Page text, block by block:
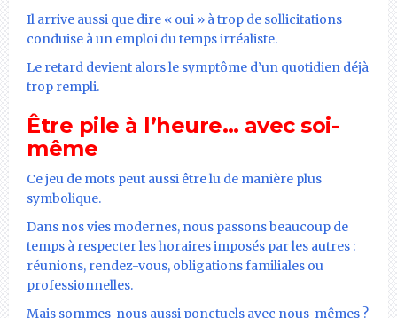
Il arrive aussi que dire « oui » à trop de sollicitations
conduise à un emploi du temps irréaliste.
Le retard devient alors le symptôme d’un quotidien déjà
trop rempli.
Être pile à l’heure… avec soi-
même
Ce jeu de mots peut aussi être lu de manière plus
symbolique.
Dans nos vies modernes, nous passons beaucoup de
temps à respecter les horaires imposés par les autres :
réunions, rendez-vous, obligations familiales ou
professionnelles.
Mais sommes-nous aussi ponctuels avec nous-mêmes ?